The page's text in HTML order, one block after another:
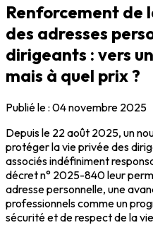
Renforcement de
des adresses
dirigeants : vers
mais à quel prix ?
Publié le : 04 novembre 2025
Depuis le 22 août 2025, un
protéger la vie privée des
associés indéfiniment
décret n° 2025-840 leur
adresse personnelle, une
professionnels comme un
sécurité et de respect de la